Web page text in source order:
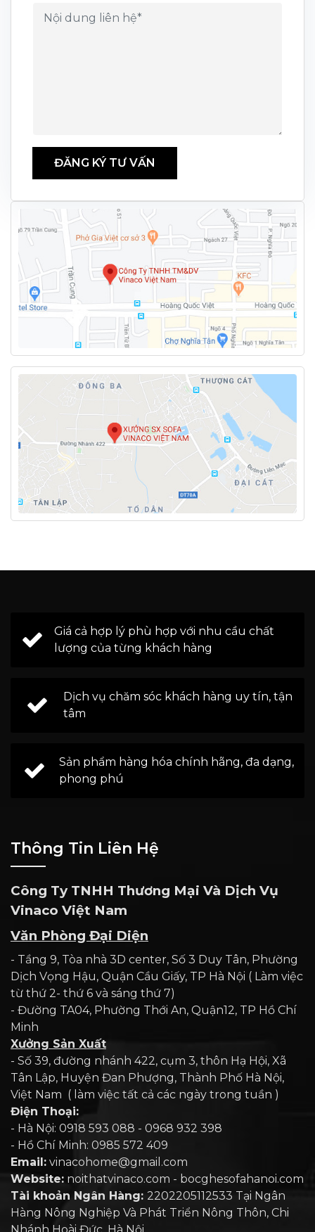
ĐĂNG KÝ TƯ VẤN
Giá cả hợp lý phù hợp với nhu cầu chất
lượng của từng khách hàng
Dịch vụ chăm sóc khách hàng uy tín, tận
tâm
Sản phẩm hàng hóa chính hãng, đa dạng,
phong phú
Thông Tin Liên Hệ
Công Ty TNHH Thương Mại Và Dịch Vụ
Vinaco Việt Nam
Văn Phòng Đại Diện
- Tầng 9, Tòa nhà 3D center, Số 3 Duy Tân, Phường
Dịch Vọng Hậu, Quận Cầu Giấy, TP Hà Nội ( Làm việc
từ thứ 2- thứ 6 và sáng thứ 7)
- Đường TA04, Phường Thới An, Quận12, TP Hồ Chí
Minh
Xưởng Sản Xuất
- Số 39, đường nhánh 422, cụm 3, thôn Hạ Hội, Xã
Tân Lập, Huyện Đan Phượng, Thành Phố Hà Nội,
Việt Nam ( làm việc tất cả các ngày trong tuần )
Điện Thoại:
- Hà Nội: 0918 593 088 - 0968 932 398
- Hồ Chí Minh: 0985 572 409
Email: vinacohome@gmail.com
Website: noithatvinaco.com - bocghesofahanoi.com
Tài khoản Ngân Hàng: 2202205112533 Tại Ngân
Hàng Nông Nghiệp Và Phát Triển Nông Thôn, Chi